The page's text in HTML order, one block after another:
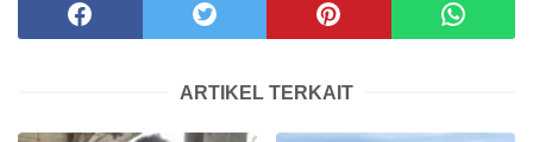
ARTIKEL TERKAIT